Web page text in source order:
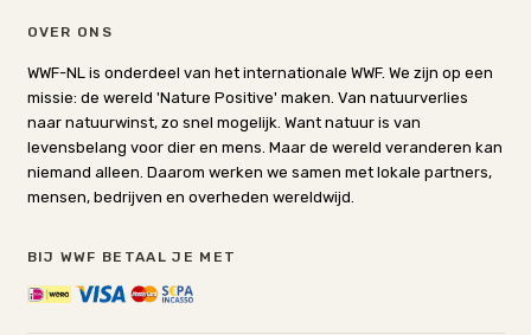
OVER ONS
WWF-NL is onderdeel van het internationale WWF. We zijn op een
missie: de wereld 'Nature Positive' maken. Van natuurverlies
naar natuurwinst, zo snel mogelijk. Want natuur is van
levensbelang voor dier en mens. Maar de wereld veranderen kan
niemand alleen. Daarom werken we samen met lokale partners,
mensen, bedrijven en overheden wereldwijd.
BIJ WWF BETAAL JE MET